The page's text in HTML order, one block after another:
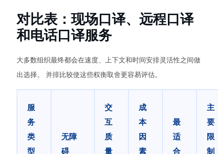
对比表：现场口译、远程口译
和电话口译服务
大多数组织最终都会在速度、上下文和时间安排灵活性之间做
出选择。 并排比较使这些权衡取舍更容易评估。
服
务
类
型
无障
碍
交
互
质
量
成
本
因
素
最
适
合
主
要
限
制